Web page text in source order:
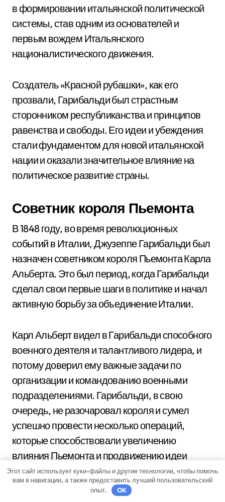
в формировании итальянской политической
системы, став одним из основателей и
первым вождем Итальянского
националистического движения.
Создатель «Красной рубашки», как его
прозвали, Гарибальди был страстным
сторонником республиканства и принципов
равенства и свободы. Его идеи и убеждения
стали фундаментом для новой итальянской
нации и оказали значительное влияние на
политическое развитие страны.
Советник короля Пьемонта
В 1848 году, во время революционных
событий в Италии, Джузеппе Гарибальди был
назначен советником короля Пьемонта Карла
Альберта. Это был период, когда Гарибальди
сделал свои первые шаги в политике и начал
активную борьбу за объединение Италии.
Карл Альберт видел в Гарибальди способного
военного деятеля и талантливого лидера, и
потому доверил ему важные задачи по
организации и командованию военными
подразделениями. Гарибальди, в свою
очередь, не разочаровал короля и сумел
успешно провести несколько операций,
которые способствовали увеличению
влияния Пьемонта и продвижению идеи
объединения Италии.
Этот сайт использует куки-файлы и другие технологии, чтобы помочь
вам в навигации, а также предоставить лучший пользовательский
опыт.
OK